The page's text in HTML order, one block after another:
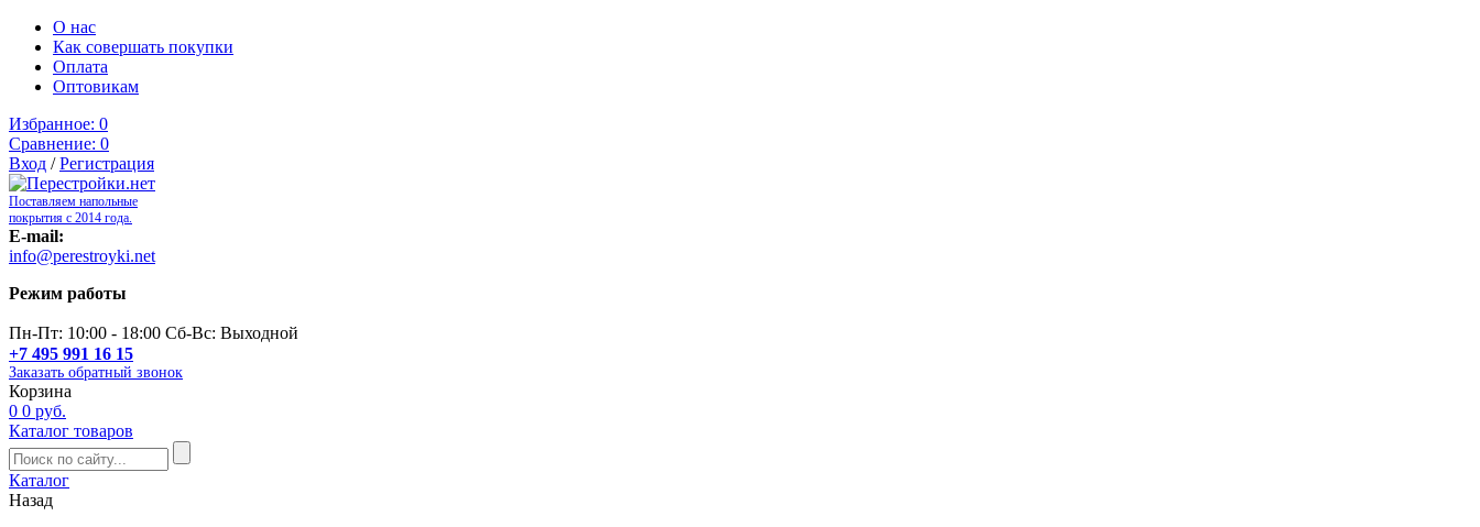
О нас
Как совершать покупки
Оплата
Оптовикам
Избранное: 0
Сравнение: 0
Вход /Регистрация
Поставляем напольные
покрытия с 2014 года.
E-mail:
info@perestroyki.net
Режим работы
Пн-Пт: 10:00 - 18:00 Сб-Вс: Выходной
+7 495 991 16 15
Заказать обратный звонок
Корзина
0 0 руб.
Каталог товаров
Каталог
Назад